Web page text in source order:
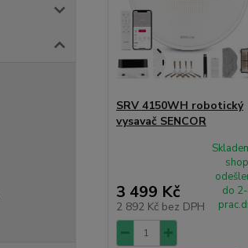
SRV 4150WH robotický
vysavač SENCOR
3 499 Kč
2 892 Kč bez DPH
do